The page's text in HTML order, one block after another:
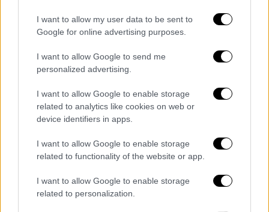
I want to allow my user data to be sent to
Google for online advertising purposes.
I want to allow Google to send me
personalized advertising.
I want to allow Google to enable storage
related to analytics like cookies on web or
device identifiers in apps.
I want to allow Google to enable storage
related to functionality of the website or app.
I want to allow Google to enable storage
related to personalization.
Ελλάδα|19.09.2023 12:33
Να παραμείνουν στη φυλακή οι
δολοφόνοι της Ελένης Τοπαλούδη
προτείνει η εισαγγελέας - Ζήτησε
απόρριψη των αιτημάτων αναίρεσης
Συζητήθηκε σήμερα Τρίτη στον Άρειο Πάγο
η αναίρεση της απόφασης για την άγρια
δολοφονία της Ελένης Τοπαλούδη και τον
ομαδικό βιασμό της το 2018 στη Ρόδο